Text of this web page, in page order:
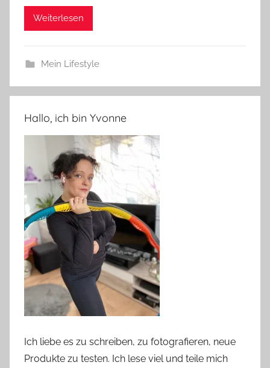
Weiterlesen
Mein Lifestyle
Hallo, ich bin Yvonne
Ich liebe es zu schreiben, zu fotografieren, neue
Produkte zu testen. Ich lese viel und teile mich